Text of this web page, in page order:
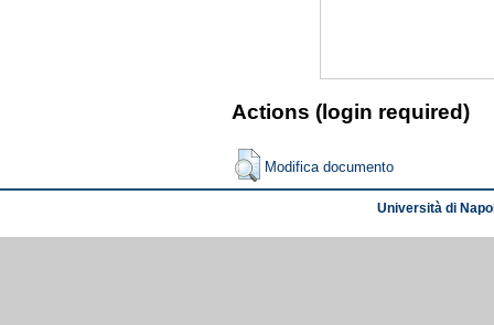
Actions (login required)
Modifica documento
Università di